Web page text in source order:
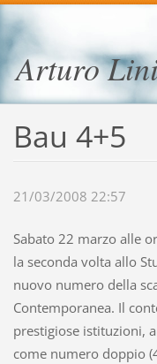
Arturo
Bau 4+5
21/03/2008 22:57
Sabato 22 marzo alle
la seconda volta allo
nuovo numero della
Contemporanea. Il
prestigiose istituzioni,
come numero doppio